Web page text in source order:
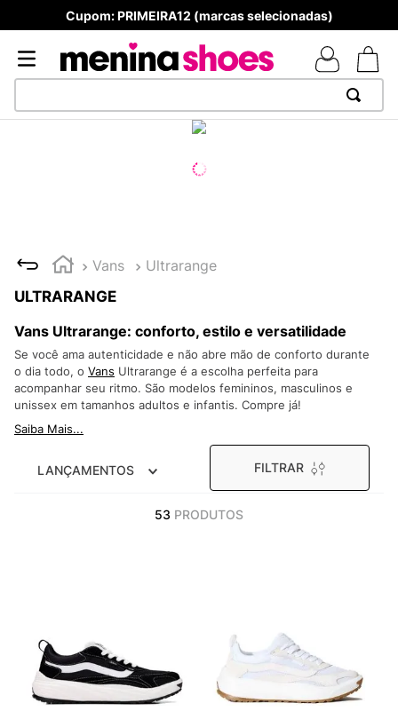
Cupom: PRIMEIRA12 (marcas selecionadas)
Vans
Ultrarange
ULTRARANGE
Vans Ultrarange: conforto, estilo e versatilidade
Se você ama autenticidade e não abre mão de conforto durante
o dia todo, o Vans Ultrarange é a escolha perfeita para
acompanhar seu ritmo. São modelos femininos, masculinos e
unissex em tamanhos adultos e infantis. Compre já!
Saiba Mais...
LANÇAMENTOS FILTRAR
53 PRODUTOS
MELISSA SLIDE
8º
NEW BALANCE 204L
9º
NEW 530
10º VANS TÊNIS VANS ULTRARANGE